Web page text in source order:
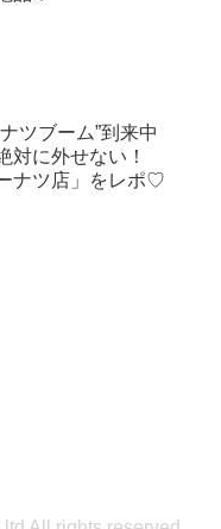
ツブーム”到来中
に外せない！
ナツ店」をレポ♡